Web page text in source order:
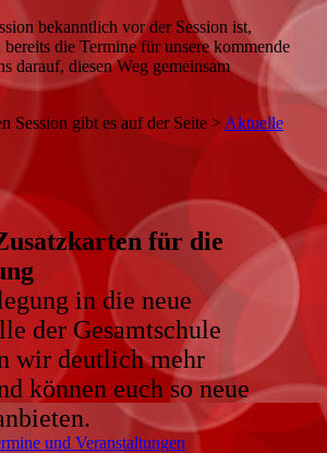
bekanntlich vor der Session ist,
die Termine für unsere kommende
darauf, diesen Weg gemeinsam
Session gibt es auf der Seite > Aktuelle
für die
in die neue
der Gesamtschule
wir deutlich mehr
können euch so neue
und Veranstaltungen